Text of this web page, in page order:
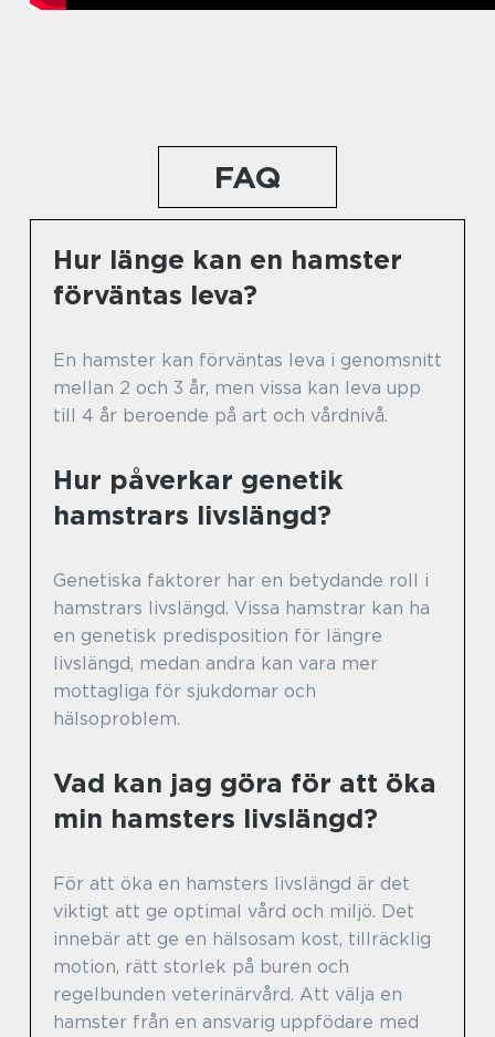
FAQ
Hur länge kan en hamster
förväntas leva?
En hamster kan förväntas leva i genomsnitt
mellan 2 och 3 år, men vissa kan leva upp
till 4 år beroende på art och vårdnivå.
Hur påverkar genetik
hamstrars livslängd?
Genetiska faktorer har en betydande roll i
hamstrars livslängd. Vissa hamstrar kan ha
en genetisk predisposition för längre
livslängd, medan andra kan vara mer
mottagliga för sjukdomar och
hälsoproblem.
Vad kan jag göra för att öka
min hamsters livslängd?
För att öka en hamsters livslängd är det
viktigt att ge optimal vård och miljö. Det
innebär att ge en hälsosam kost, tillräcklig
motion, rätt storlek på buren och
regelbunden veterinärvård. Att välja en
hamster från en ansvarig uppfödare med